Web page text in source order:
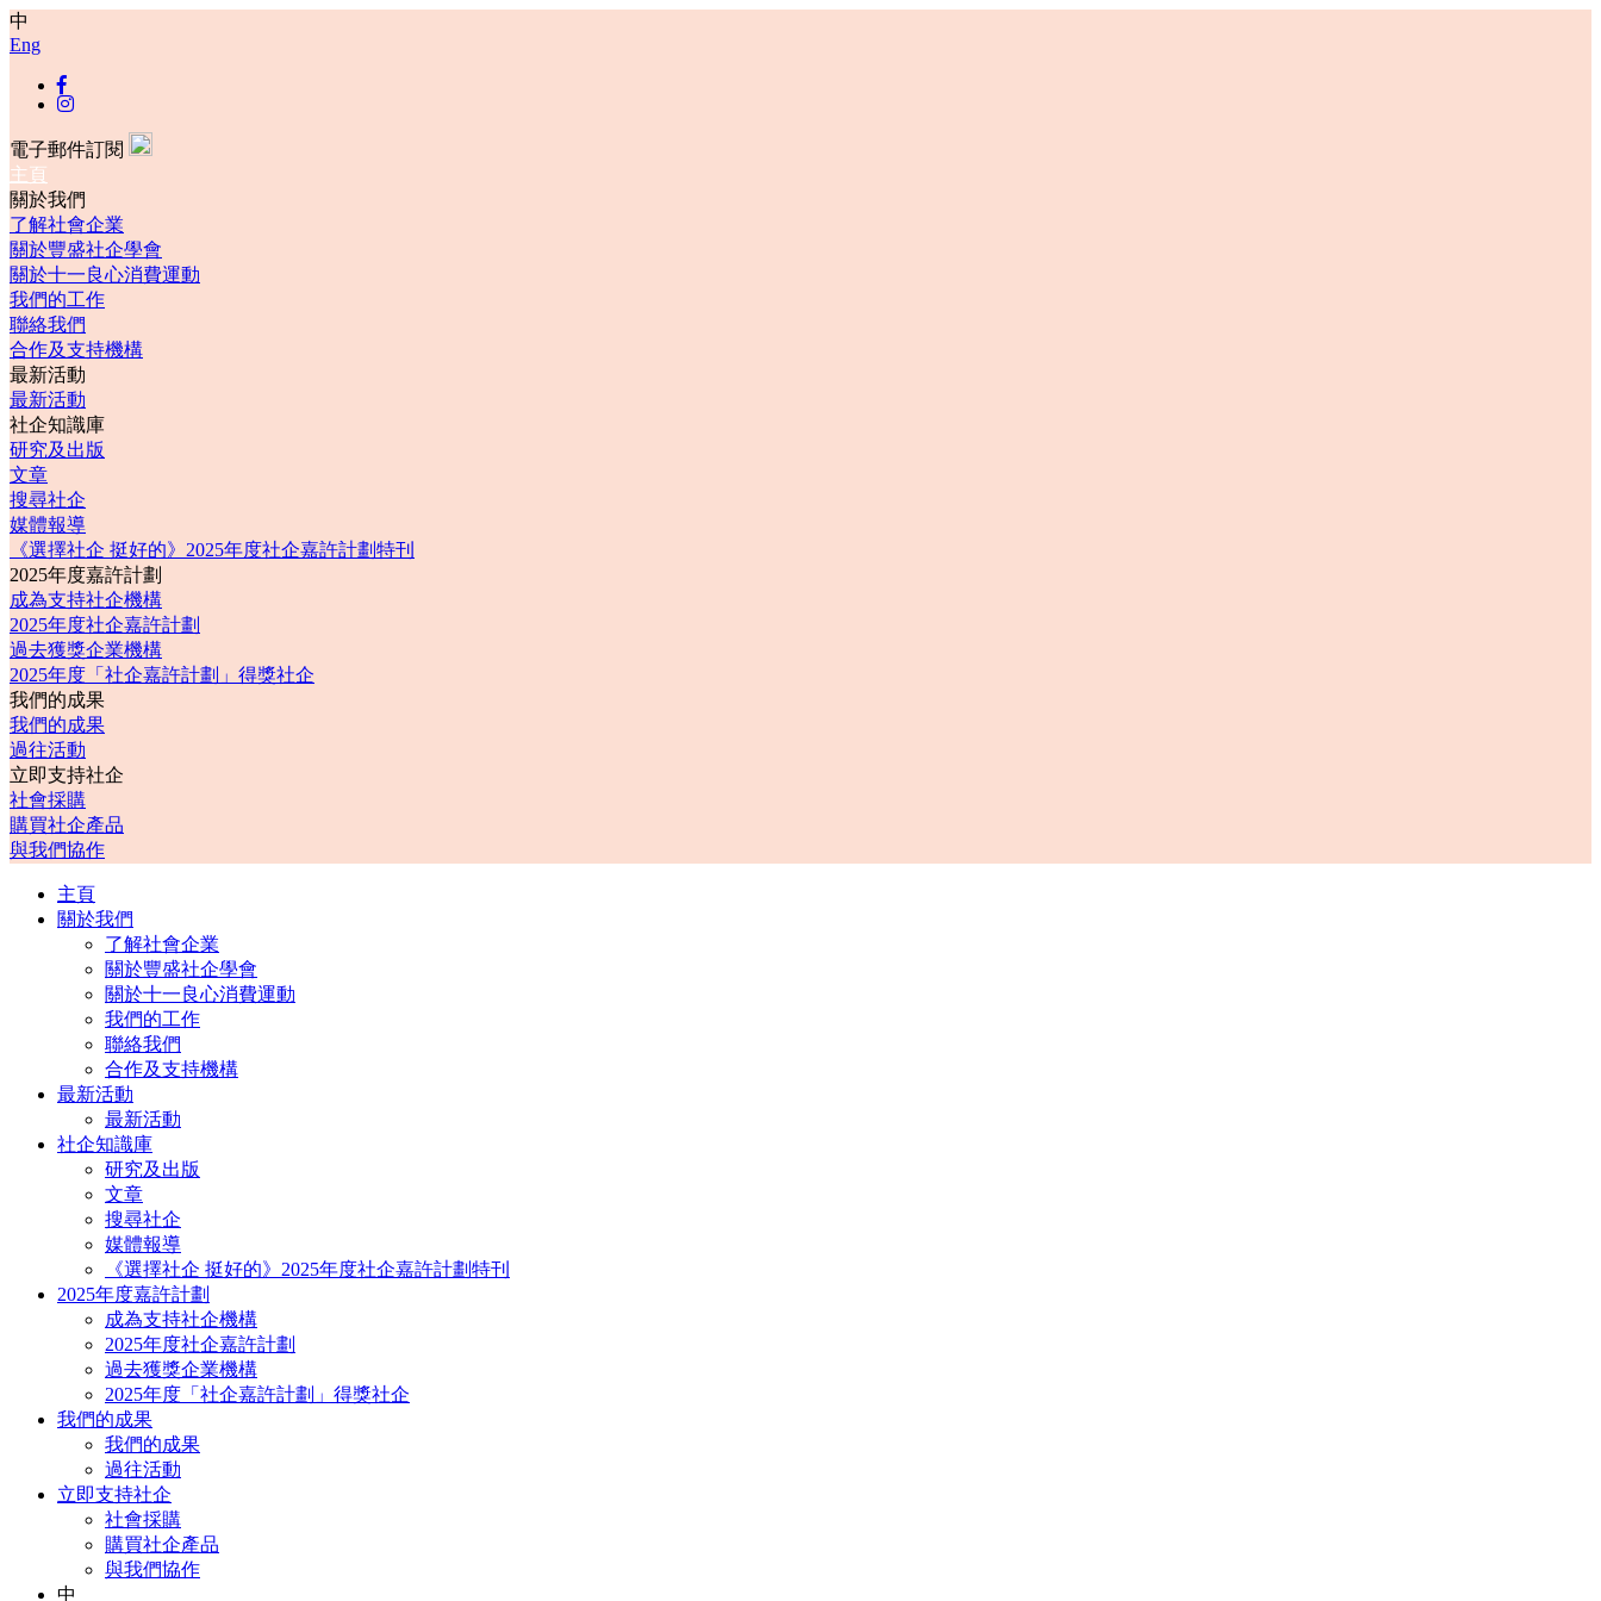
中
Eng
電子郵件訂閱
主頁
關於我們
了解社會企業
關於豐盛社企學會
關於十一良心消費運動
我們的工作
聯絡我們
合作及支持機構
最新活動
最新活動
社企知識庫
研究及出版
文章
搜尋社企
媒體報導
《選擇社企 挺好的》2025年度社企嘉許計劃特刊
2025年度嘉許計劃
成為支持社企機構
2025年度社企嘉許計劃
過去獲獎企業機構
2025年度「社企嘉許計劃」得獎社企
我們的成果
我們的成果
過往活動
立即支持社企
社會採購
購買社企產品
與我們協作
主頁
關於我們
了解社會企業
關於豐盛社企學會
關於十一良心消費運動
我們的工作
聯絡我們
合作及支持機構
最新活動
最新活動
社企知識庫
研究及出版
文章
搜尋社企
媒體報導
《選擇社企 挺好的》2025年度社企嘉許計劃特刊
2025年度嘉許計劃
成為支持社企機構
2025年度社企嘉許計劃
過去獲獎企業機構
2025年度「社企嘉許計劃」得獎社企
我們的成果
我們的成果
過往活動
立即支持社企
社會採購
購買社企產品
與我們協作
中